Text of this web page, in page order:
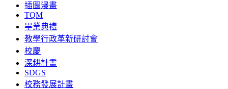
插圖漫畫
TQM
畢業典禮
教學行政革新研討會
校慶
深耕計畫
SDGS
校務發展計畫